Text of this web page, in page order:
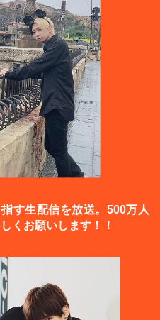
す生配信を放送。500万人
くお願いします！！